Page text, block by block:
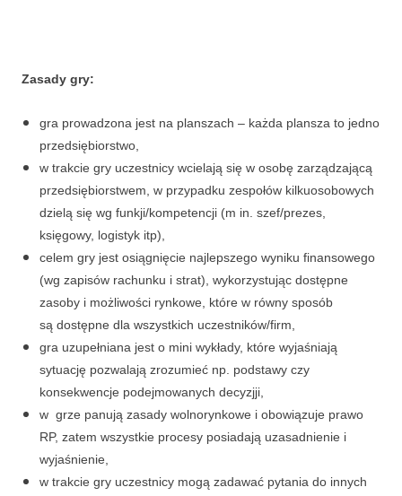
Zasady gry:
gra prowadzona jest na planszach – każda plansza to jedno
przedsiębiorstwo,
w trakcie gry uczestnicy wcielają się w osobę zarządzającą
przedsiębiorstwem, w przypadku zespołów kilkuosobowych
dzielą się wg funkji/kompetencji (m in. szef/prezes,
księgowy, logistyk itp),
celem gry jest osiągnięcie najlepszego wyniku finansowego
(wg zapisów rachunku i strat), wykorzystując dostępne
zasoby i możliwości rynkowe, które w równy sposób
są dostępne dla wszystkich uczestników/firm,
gra uzupełniana jest o mini wykłady, które wyjaśniają
sytuację pozwalają zrozumieć np. podstawy czy
konsekwencje podejmowanych decyzjji,
w grze panują zasady wolnorynkowe i obowiązuje prawo
RP, zatem wszystkie procesy posiadają uzasadnienie i
wyjaśnienie,
w trakcie gry uczestnicy mogą zadawać pytania do innych